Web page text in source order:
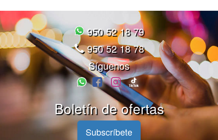
950 52 18 79
950 52 18 78
Síguenos
Boletín de ofertas
Subscríbete